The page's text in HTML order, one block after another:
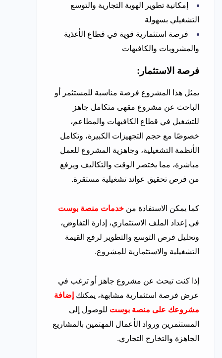
إمكانية تطوير الهوية التجارية والتوسع
التشغيلي بسهولة
فرصة استثمارية قوية في قطاع الأغذية
والمشروبات والكافيهات
فرصة الاستثمار:
يمثل هذا المشروع فرصة مناسبة للمستثمر أو
الباحث عن مشروع مقهى متكامل جاهز
للتشغيل في قطاع الكافيهات والمطاعم،
خصوصًا مع حجم التجهيزات الكبيرة، وتكامل
الأنظمة التشغيلية، وجاهزية المشروع للعمل
مباشرة، مما يختصر الوقت والتكاليف ويرفع
من فرص تحقيق عوائد تشغيلية مستقرة.
كما يمكن الاستفادة من خدمات منصة بوست
في إعداد الملف الاستثماري، إدارة التفاوض،
وتحليل فرص التوسع والتطوير لرفع القيمة
التشغيلية والاستثمارية للمشروع.
إذا كنت تبحث عن مشروع جاهز أو ترغب في
عرض فرصة استثمارية مشابهة، يمكنك إضافة
مشروعك على منصة بوست للوصول إلى
المستثمرين ورواد الأعمال المهتمين بالمشاريع
الجاهزة والتخارج التجاري.